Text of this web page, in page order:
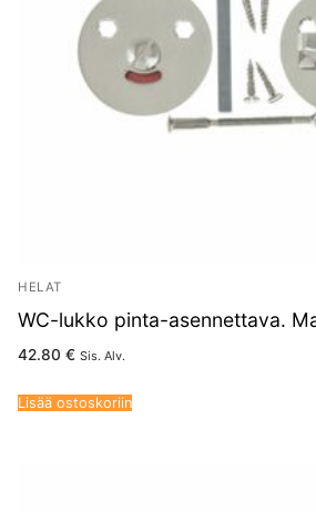
HELAT
WC-lukko pinta-asennettava.
42.80 € Sis. Alv.
Lisää ostoskoriin